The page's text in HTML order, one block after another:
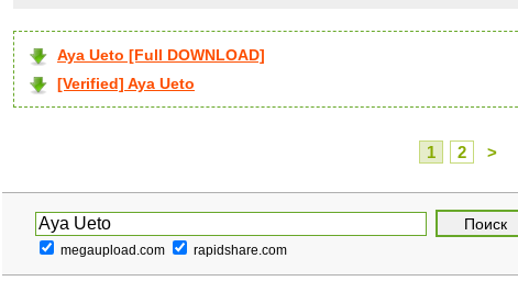
Aya Ueto [Full DOWNLOAD]
[Verified] Aya Ueto
1 2 >
megaupload.com rapidshare.com